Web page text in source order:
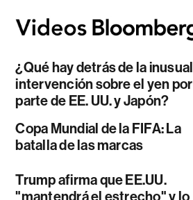
¿Qué hay detrás de la inusual
intervención sobre el yen por
parte de EE. UU. y Japón?
Copa Mundial de la FIFA: La
batalla de las marcas
Trump afirma que EE.UU.